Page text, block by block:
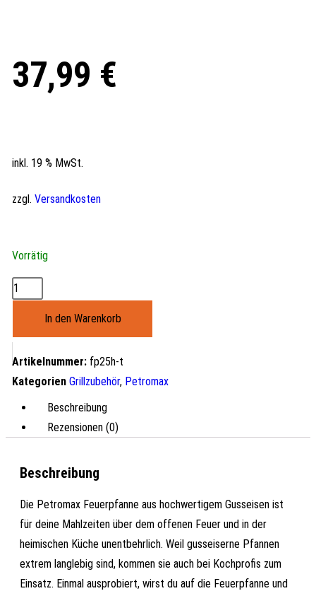
37,99 €
inkl. 19 % MwSt.
zzgl. Versandkosten
Vorrätig
In den Warenkorb
Artikelnummer: fp25h-t
Kategorien Grillzubehör, Petromax
Beschreibung
Rezensionen (0)
Beschreibung
Die Petromax Feuerpfanne aus hochwertigem Gusseisen ist
für deine Mahlzeiten über dem offenen Feuer und in der
heimischen Küche unentbehrlich. Weil gusseiserne Pfannen
extrem langlebig sind, kommen sie auch bei Kochprofis zum
Einsatz. Einmal ausprobiert, wirst du auf die Feuerpfanne und